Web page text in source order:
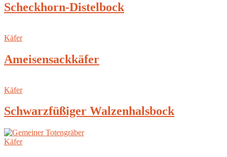
Scheckhorn-Distelbock
Käfer
Ameisensackkäfer
Käfer
Schwarzfüßiger Walzenhalsbock
Käfer